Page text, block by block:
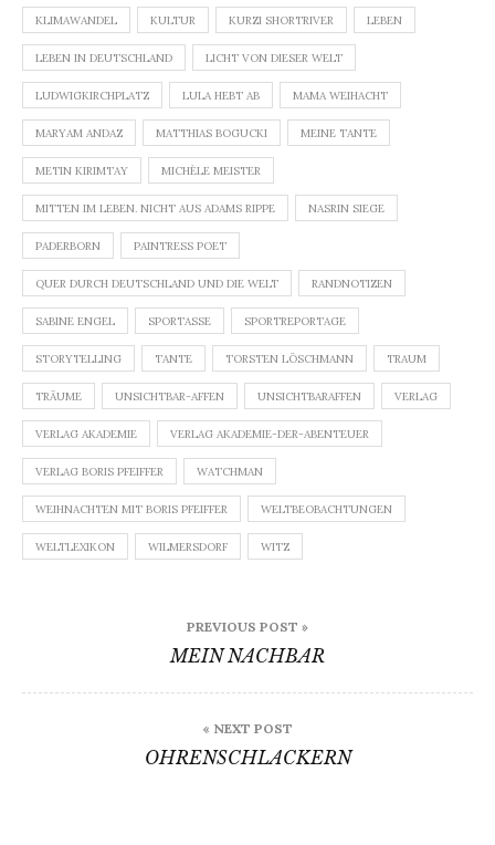
KLIMAWANDEL KULTUR KURZI SHORTRIVER LEBEN
LEBEN IN DEUTSCHLAND LICHT VON DIESER WELT
LUDWIGKIRCHPLATZ LULA HEBT AB MAMA WEIHACHT
MARYAM ANDAZ MATTHIAS BOGUCKI MEINE TANTE
METIN KIRIMTAY MICHÈLE MEISTER
MITTEN IM LEBEN. NICHT AUS ADAMS RIPPE NASRIN SIEGE
PADERBORN PAINTRESS POET
QUER DURCH DEUTSCHLAND UND DIE WELT RANDNOTIZEN
SABINE ENGEL SPORTASSE SPORTREPORTAGE
STORYTELLING TANTE TORSTEN LÖSCHMANN TRAUM
TRÄUME UNSICHTBAR-AFFEN UNSICHTBARAFFEN VERLAG
VERLAG AKADEMIE VERLAG AKADEMIE-DER-ABENTEUER
VERLAG BORIS PFEIFFER WATCHMAN
WEIHNACHTEN MIT BORIS PFEIFFER WELTBEOBACHTUNGEN
WELTLEXIKON WILMERSDORF WITZ
PREVIOUS POST »
MEIN NACHBAR
« NEXT POST
OHRENSCHLACKERN